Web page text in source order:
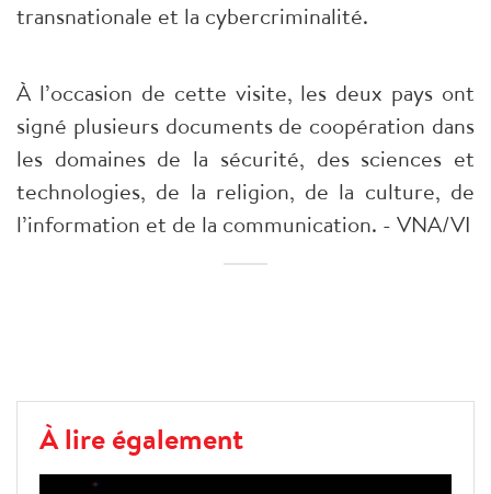
transnationale et la cybercriminalité.
À l’occasion de cette visite, les deux pays ont
signé plusieurs documents de coopération dans
les domaines de la sécurité, des sciences et
technologies, de la religion, de la culture, de
l’information et de la communication. - VNA/VI
À lire également